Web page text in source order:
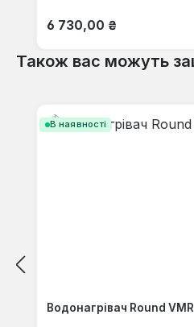
Звичайна ціна:
6 730,00 ₴
Також вас можуть
В наявності
Водонагрівач Round VMR